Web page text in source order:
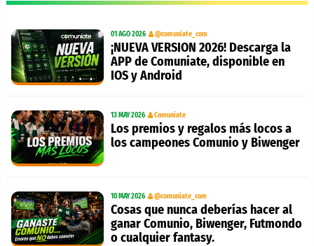
01 AGO 2026 @comuniate_com
¡NUEVA VERSION 2026! Descarga la
APP de Comuniate, disponible en
IOS y Android
13 MAY 2026 Comuniate
Los premios y regalos más locos a
los campeones Comunio y Biwenger
10 MAY 2026 @comuniate_com
Cosas que nunca deberías hacer al
ganar Comunio, Biwenger, Futmondo
o cualquier fantasy.